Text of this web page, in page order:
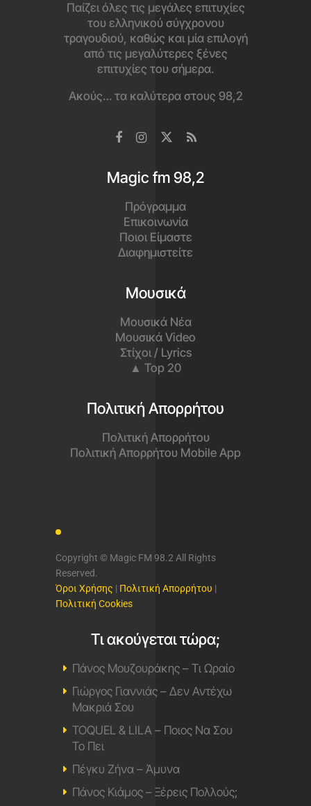
Παίζει όλες τις μεγάλες επιτυχίες
του ελληνικού σύγχρονου
τραγουδιού, καθώς και μία επιλογή
από τις μεγαλύτερες ξένες
επιτυχίες του σήμερα.
Ακούς… τα καλύτερα στους 98,2
Magic fm 98,2
Πρόγραμμα
Επικοινωνία
Ποιοι Είμαστε
Διαφημιστείτε
Μουσικά
Μουσικά Νέα
Μουσικά Video
Στίχοι / Lyrics
▲ Top 20
Πολιτική Απορρήτου
Πολιτική Απορρήτου
Πολιτική Απορρήτου Mobile App
Copyright © Magic FM 98.2 All Rights
Reserved.
Όροι Χρήσης | Πολιτική Απορρήτου |
Πολιτική Cookies
Τι ακούγεται τώρα;
Πάνος Μουζουράκης – Τι Ωραίο
Γιώργος Γιαννιάς – Δεν Αντέχω
Μακριά Σου
TOQUEL & LILA – Ποιος Να Σου
Το Πει
Πέγκυ Ζήνα – Άμυνα
Πάνος Κιάμος – Ξέρεις Πολλούς;